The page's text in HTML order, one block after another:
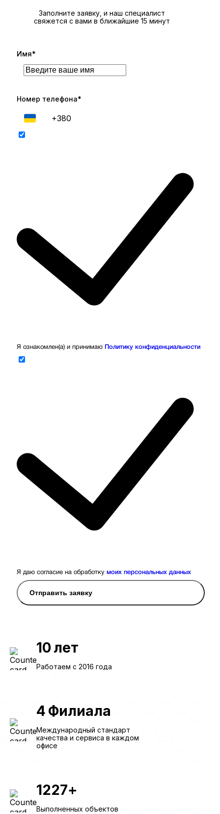
Заполните заявку, и наш специалист
свяжется с вами в ближайшие 15 минут
Имя*
Номер телефона*
Я ознакомлен(а) и принимаю Политику конфиденциальности
Я даю согласие на обработку моих персональных данных
Отправить заявку
10лет
Работаем с 2016 года
4 Филиала
Международный стандарт
качества и сервиса в каждом
офисе
1227+
Выполненных объектов